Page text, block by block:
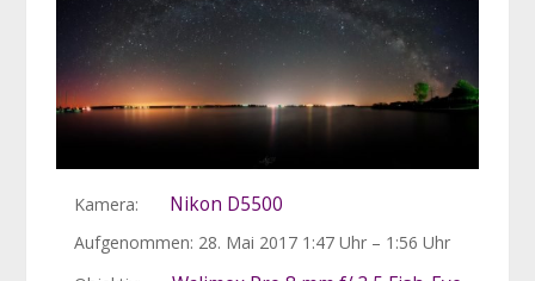
Kamera: Nikon D5500
Aufgenommen: 28. Mai 2017 1:47 Uhr – 1:56 Uhr